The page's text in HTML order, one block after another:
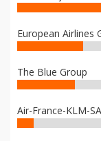
European Airlines
The Blue Group
Air-France-KLM-